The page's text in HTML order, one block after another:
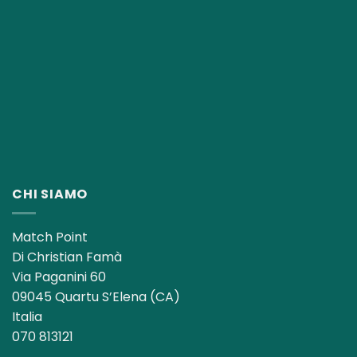
CHI SIAMO
Match Point
Di Christian Famà
Via Paganini 60
09045 Quartu S’Elena (CA)
Italia
070 813121